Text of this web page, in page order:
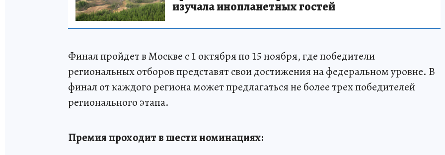
изучала инопланетных гостей
Финал пройдет в Москве с 1 октября по 15 ноября, где победители
региональных отборов представят свои достижения на федеральном уровне. В
финал от каждого региона может предлагаться не более трех победителей
регионального этапа.
Премия проходит в шести номинациях: